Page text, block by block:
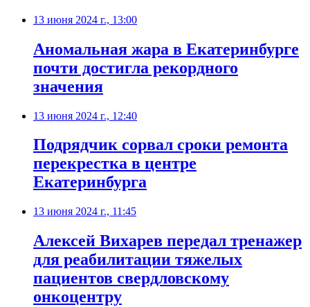
13 июня 2024 г., 13:00
Аномальная жара в Екатеринбурге
почти достигла рекордного
значения
13 июня 2024 г., 12:40
Подрядчик сорвал сроки ремонта
перекрестка в центре
Екатеринбурга
13 июня 2024 г., 11:45
Алексей Вихарев передал тренажер
для реабилитации тяжелых
пациентов свердловскому
онкоцентру